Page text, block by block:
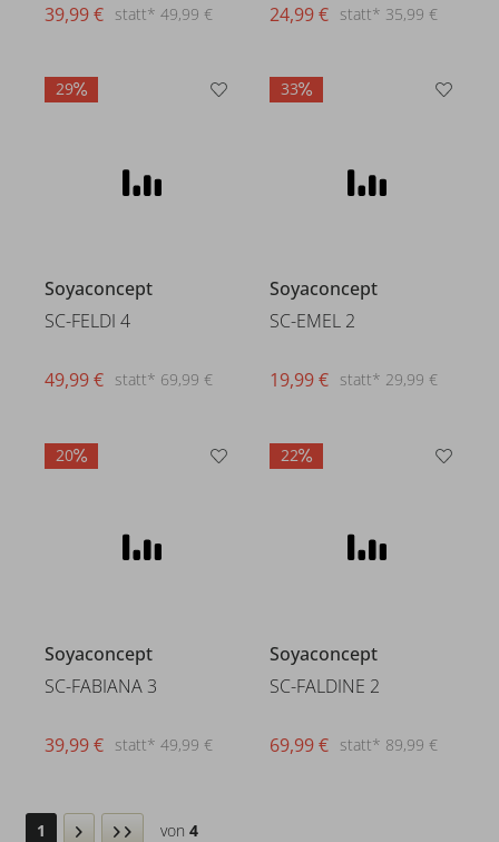
statt* 49,99 €
39,99 € statt* 35,99 €
24,99 €
29
Soyaconcept
SC-FELDI 4
statt* 69,99 €
49,99 €
33
Soyaconcept
SC-EMEL 2
statt* 29,99 €
19,99 €
20
Soyaconcept
SC-FABIANA 3
statt* 49,99 €
39,99 €
22
Soyaconcept
SC-FALDINE 2
statt* 89,99 €
69,99 €
1 von4